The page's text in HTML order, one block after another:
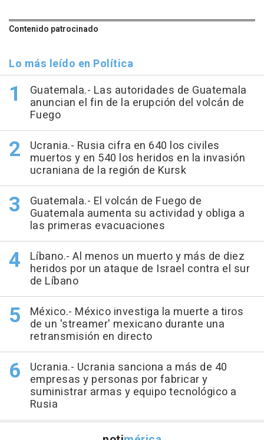
Contenido patrocinado
Lo más leído en Política
Guatemala.- Las autoridades de Guatemala
anuncian el fin de la erupción del volcán de
Fuego
Ucrania.- Rusia cifra en 640 los civiles
muertos y en 540 los heridos en la invasión
ucraniana de la región de Kursk
Guatemala.- El volcán de Fuego de
Guatemala aumenta su actividad y obliga a
las primeras evacuaciones
Líbano.- Al menos un muerto y más de diez
heridos por un ataque de Israel contra el sur
de Líbano
México.- México investiga la muerte a tiros
de un 'streamer' mexicano durante una
retransmisión en directo
Ucrania.- Ucrania sanciona a más de 40
empresas y personas por fabricar y
suministrar armas y equipo tecnológico a
Rusia